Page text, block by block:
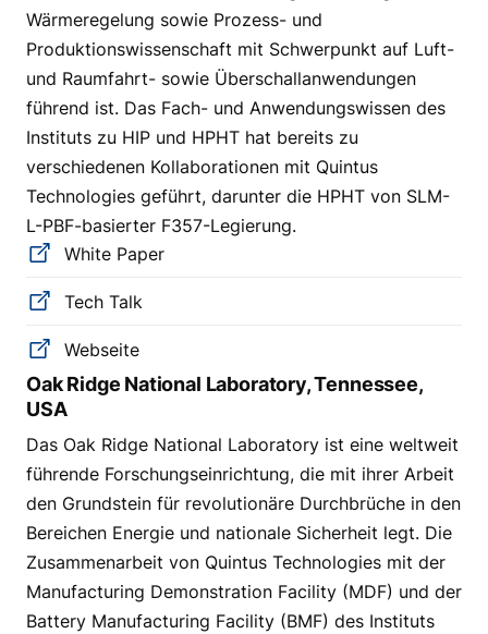
Wärmeregelung sowie Prozess- und
Produktionswissenschaft mit Schwerpunkt auf Luft-
und Raumfahrt- sowie Überschallanwendungen
führend ist. Das Fach- und Anwendungswissen des
Instituts zu HIP und HPHT hat bereits zu
verschiedenen Kollaborationen mit Quintus
Technologies geführt, darunter die HPHT von SLM-
L-PBF-basierter F357-Legierung.
White Paper
Tech Talk
Webseite
Oak Ridge National Laboratory, Tennessee,
USA
Das Oak Ridge National Laboratory ist eine weltweit
führende Forschungseinrichtung, die mit ihrer Arbeit
den Grundstein für revolutionäre Durchbrüche in den
Bereichen Energie und nationale Sicherheit legt. Die
Zusammenarbeit von Quintus Technologies mit der
Manufacturing Demonstration Facility (MDF) und der
Battery Manufacturing Facility (BMF) des Instituts